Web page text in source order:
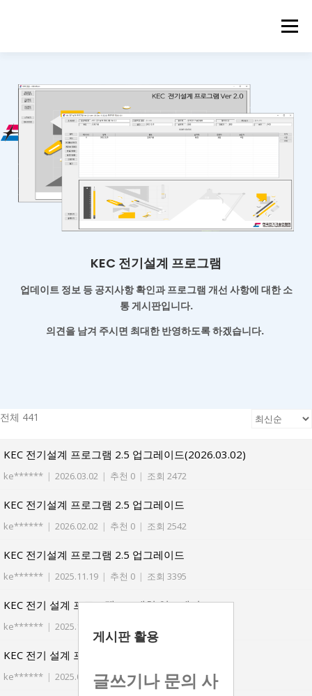
메뉴
게시판 활용
글쓰기나 문의 사
KEC 전기설계 프로그램
업데이트 정보 등 공지사항 확인과프로그램 개선 사항에 대한 소
통 게시판입니다.
의견을 남겨 주시면 최대한 반영하도록 하겠습니다.
전체 441
KEC 전기설계 프로그램 2.5 업그레이드(2026.03.02)
ke****** | 2026.03.02 | 추천 0 | 조회 2472
KEC 전기설계 프로그램 2.5 업그레이드
ke****** | 2026.02.02 | 추천 0 | 조회 2542
KEC 전기설계 프로그램 2.5 업그레이드
ke****** | 2025.11.19 | 추천 0 | 조회 3395
KEC 전기 설계 프로그램 2.5 패치 업그레이드
ke****** | 2025.10.02
KEC 전기 설계 프로그램 2.5 업그레이드 관련
ke****** | 2025.09.18 | 추천 0 | 조회 4050